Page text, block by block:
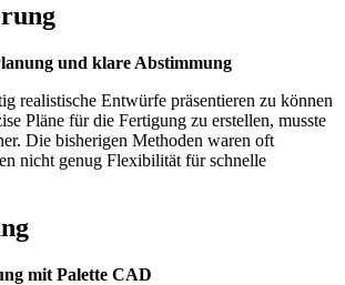
und klare Abstimmung
realistische Entwürfe präsentieren zu können
Pläne für die Fertigung zu erstellen, musste
Die bisherigen Methoden waren oft
nicht genug Flexibilität für schnelle
mit Palette CAD